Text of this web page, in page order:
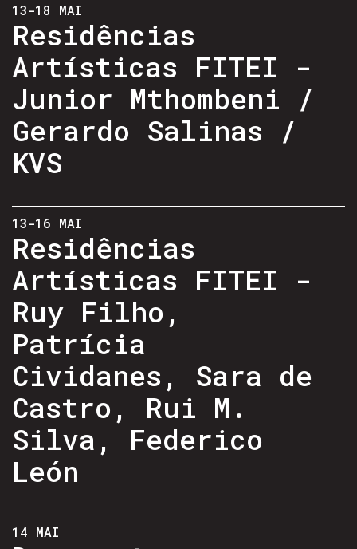
13-18 MAI
Residências
Artísticas FITEI -
Junior Mthombeni /
Gerardo Salinas /
KVS
13-16 MAI
Residências
Artísticas FITEI -
Ruy Filho,
Patrícia
Cividanes, Sara de
Castro, Rui M.
Silva, Federico
León
14 MAI